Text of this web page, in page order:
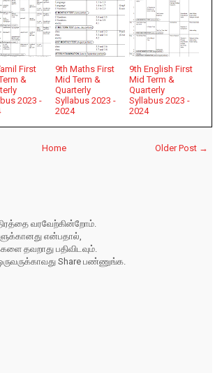
First
&
2023 -
9th Maths First
Mid Term &
Quarterly
Syllabus 2023 -
2024
9th English First
Mid Term &
Quarterly
Syllabus 2023 -
2024
Older Post →
Home
வரவேற்கின்றோம்.
என்பதால்,
தவறாது பதிவிடவும்.
Share பண்ணுங்க.